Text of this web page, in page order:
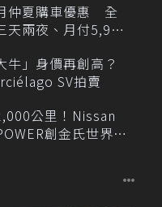
仲夏購車優惠 全
天兩夜、月付5,900
牛」身價再創高？
SV拍賣
公里！Nissan
創金氏世界紀